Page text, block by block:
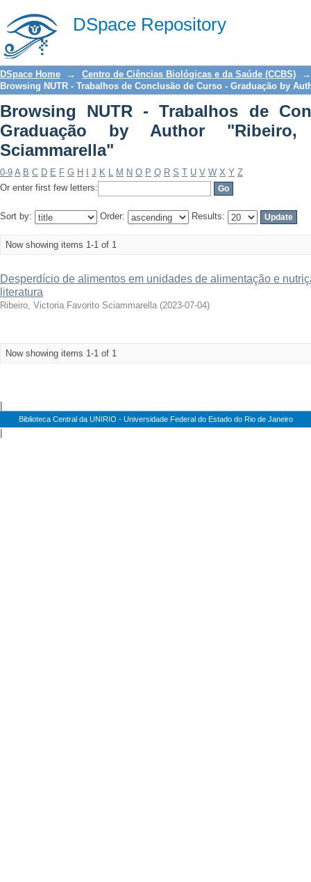
DSpace Repository
Browsing NUTR - Trabalhos de
"Ribeiro, Victoria Favorito
DSpace Home → Centro de Ciências Biológicas e da Saúde (CCBS)
→
Browsing NUTR - Trabalhos de Conclusão de Curso - Graduação by
Browsing NUTR - Trabalhos de
Graduação by Author "Ribeiro,
Sciammarella"
0-9 A B C D E F G H J K L M N O P Q R S T U V W X Y Z
Or enter first few letters:
Sort by: Order: Results:
Now showing items 1-1 of 1
Desperdício de alimentos em unidades de alimentação e
literatura
Ribeiro, Victoria Favorito Sciammarella (2023-07-04)
Now showing items 1-1 of 1
Biblioteca Central da UNIRIO - Universidade Federal do Estado do Rio de Janeiro